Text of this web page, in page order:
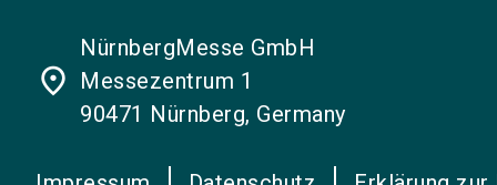
place
NürnbergMesse GmbH
Messezentrum 1
90471 Nürnberg, Germany